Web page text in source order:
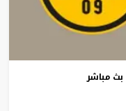
بث مباشر